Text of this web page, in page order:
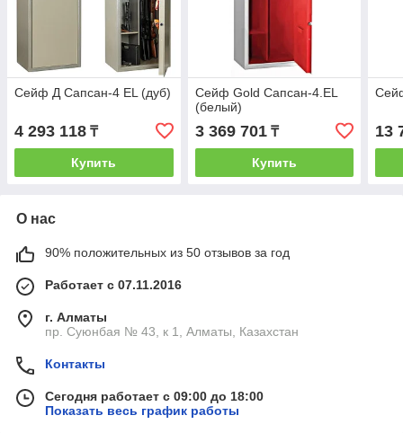
Сейф Д Сапсан-4 EL (дуб)
4 293 118 ₸
Купить
Сейф Gold Сапсан-4.EL
(белый)
3 369 701₸
Купить
13
О нас
90% положительных из 50 отзывов за год
Работает с 07.11.2016
г. Алматы
пр. Суюнбая № 43, к 1, Алматы, Казахстан
Контакты
Сегодня работает с 09:00 до 18:00
Показать весь график работы